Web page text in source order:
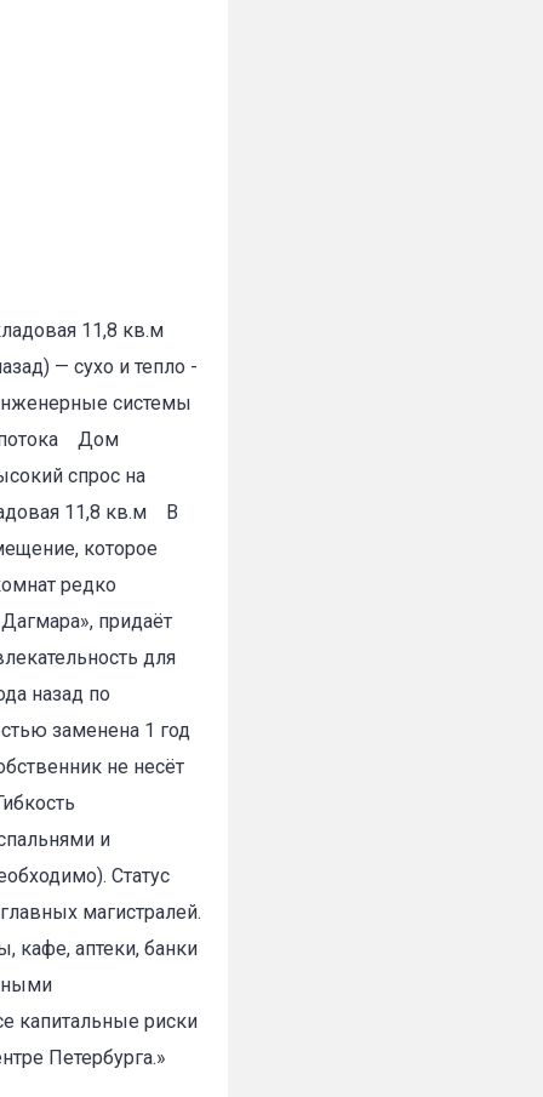
11,8 кв.м
— сухо и тепло -
системы
потока Дом
спрос на
11,8 кв.м В
которое
редко
придаёт
для
назад по
заменена 1 год
не несёт
и
Статус
магистралей.
кафе, аптеки, банки
капитальные риски
Петербурга.»
✕